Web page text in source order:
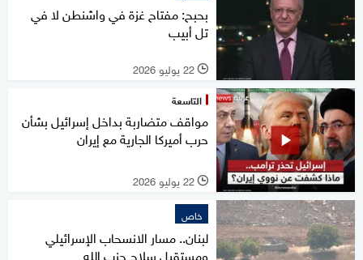
بحبح: مفتاح غزة في واشنطن لا في
تل أبيب
l 22 يوليو 2026
التاسعة
مواقف متضاربة بداخل إسرائيل بشأن
حرب أميركا الجارية مع إيران
l 22 يوليو 2026
خاص
لبنان.. مسار الانسحاب الإسرائيلي
ومستقبل سلاح حزب الله